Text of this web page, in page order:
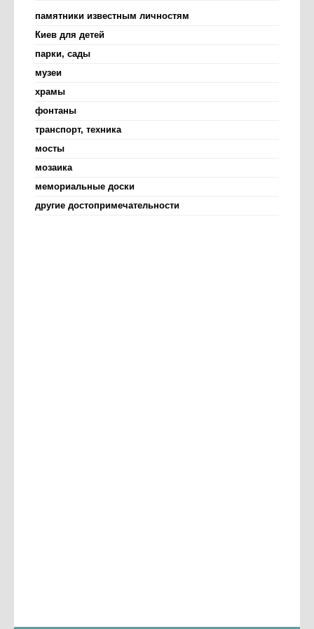
памятники известным личностям
Киев для детей
парки, сады
музеи
храмы
фонтаны
транспорт, техника
мосты
мозаика
мемориальные доски
другие достопримечательности